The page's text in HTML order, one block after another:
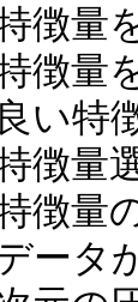
徴量
徴量
い特
徴量
徴量
ータ